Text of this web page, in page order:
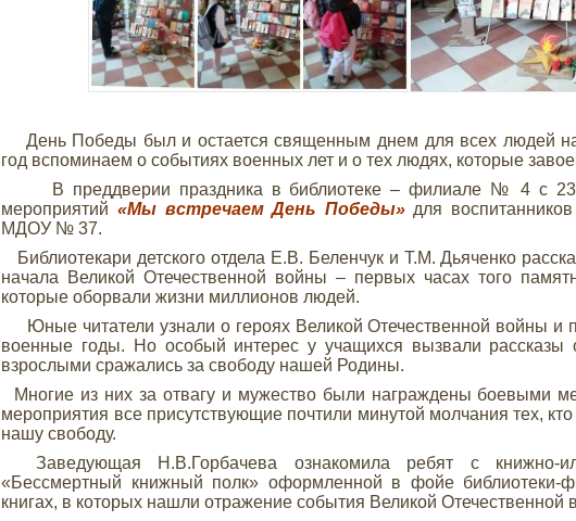
День Победы был и остается священным днем для всех людей
год вспоминаем о событиях военных лет и о тех людях, которые
В преддверии праздника в библиотеке – филиале № 4 с 23
мероприятий «Мы встречаем День Победы» для
МДОУ № 37.
Библиотекари детского отдела Е.В. Беленчук и Т.М. Дьяченко
начала Великой Отечественной войны – первых часах того
которые оборвали жизни миллионов людей.
Юные читатели узнали о героях Великой Отечественной войны и
военные годы. Но особый интерес у учащихся вызвали рассказы
взрослыми сражались за свободу нашей Родины.
Многие из них за отвагу и мужество были награждены боевыми
мероприятия все присутствующие почтили минутой молчания тех,
нашу свободу.
Заведующая Н.В.Горбачева ознакомила ребят с книжно-
«Бессмертный книжный полк» оформленной в фойе
книгах, в которых нашли отражение события Великой Отечественной